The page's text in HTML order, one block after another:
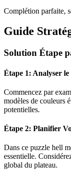
Complétion parfaite,
Guide
Solution Étape
Étape 1: Analyser le
Commencez par
modèles de couleurs
potentielles.
Étape 2: Planifier
Dans ce puzzle hell
essentielle.
global du plateau.